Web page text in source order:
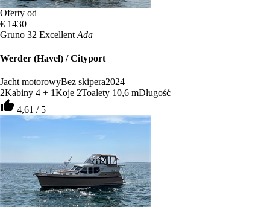
Oferty od
€ 1430
Gruno 32 Excellent Ada
Werder (Havel) / Cityport
Jacht motorowyBez skipera2024
2Kabiny 4 + 1Koje 2Toalety 10,6 mDługość
thumb_up 4,61 / 5